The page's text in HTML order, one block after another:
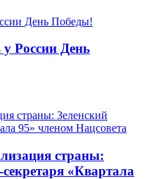
России День
страны:
«Квартала